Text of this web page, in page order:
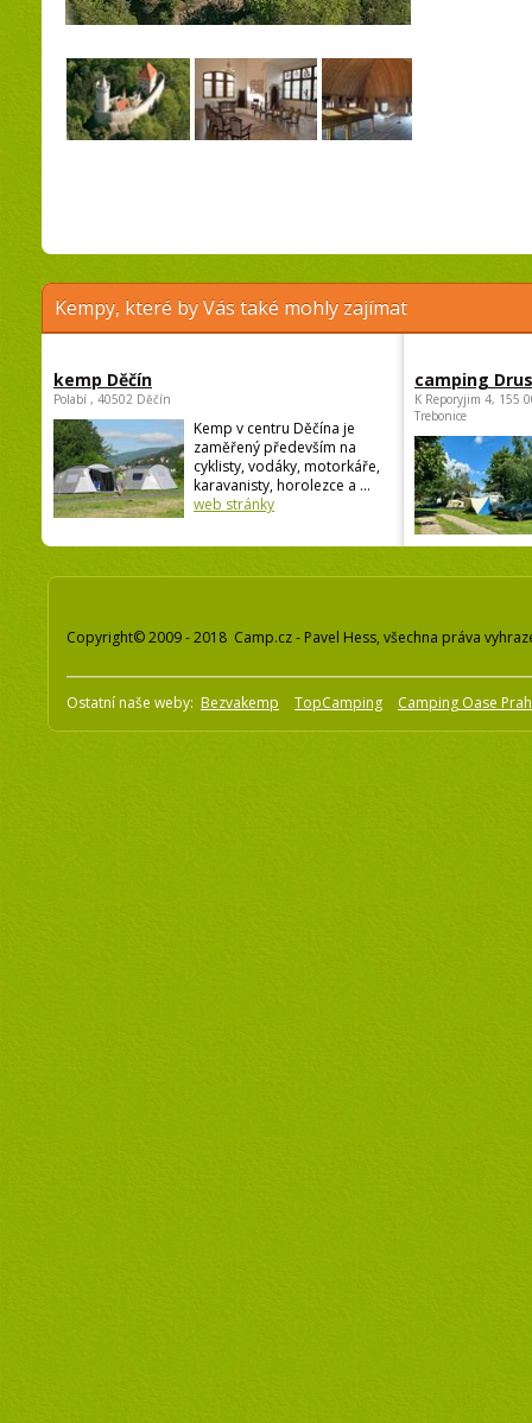
Kempy, které by Vás také mohly zajímat
kemp Děčín
Polabí , 40502 Děčín
Kemp v centru Děčína je
zaměřený především na
cyklisty, vodáky, motorkáře,
karavanisty, horolezce a ...
web stránky
camping
K Reporyjim 4, 155
Trebonice
Copyright© 2009 - 2018 Camp.cz - Pavel Hess, všechna práva
Ostatní naše weby: Bezvakemp TopCamping Camping Oase